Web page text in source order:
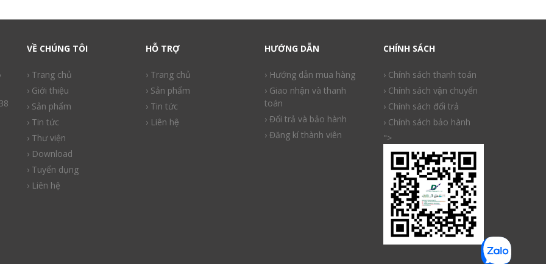
VỀ CHÚNG TÔI
› Trang chủ
› Giới thiệu
› Sản phẩm
› Tin tức
› Thư viện
› Download
› Tuyển dụng
› Liên hệ
HỖ TRỢ
› Trang chủ
› Sản phẩm
› Tin tức
› Liên hệ
HƯỚNG DẪN
› Hướng dẫn mua hàng
› Giao nhận và thanh
toán
› Đổi trả và bảo hành
› Đăng kí thành viên
CHÍNH SÁCH
› Chính sách thanh toán
› Chính sách vận chuyển
› Chính sách đổi trả
› Chính sách bảo hành
">